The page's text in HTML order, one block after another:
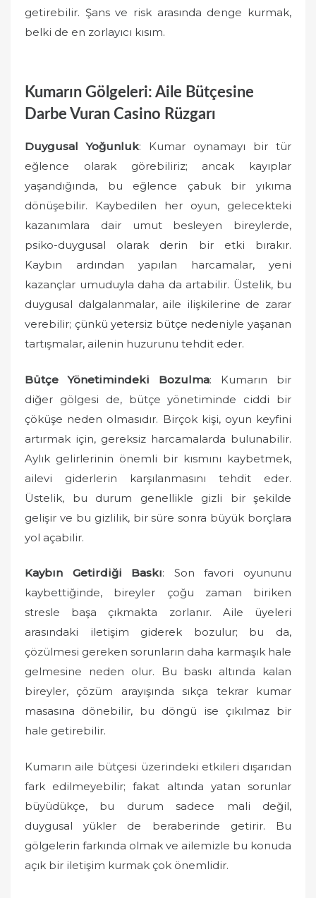
getirebilir. Şans ve risk arasında denge kurmak,
belki de en zorlayıcı kısım.
Kumarın Gölgeleri: Aile Bütçesine
Darbe Vuran Casino Rüzgarı
Duygusal Yoğunluk: Kumar oynamayı bir tür
eğlence olarak görebiliriz; ancak kayıplar
yaşandığında, bu eğlence çabuk bir yıkıma
dönüşebilir. Kaybedilen her oyun, gelecekteki
kazanımlara dair umut besleyen bireylerde,
psiko-duygusal olarak derin bir etki bırakır.
Kaybın ardından yapılan harcamalar, yeni
kazançlar umuduyla daha da artabilir. Üstelik, bu
duygusal dalgalanmalar, aile ilişkilerine de zarar
verebilir; çünkü yetersiz bütçe nedeniyle yaşanan
tartışmalar, ailenin huzurunu tehdit eder.
Bütçe Yönetimindeki Bozulma: Kumarın bir
diğer gölgesi de, bütçe yönetiminde ciddi bir
çöküşe neden olmasıdır. Birçok kişi, oyun keyfini
artırmak için, gereksiz harcamalarda bulunabilir.
Aylık gelirlerinin önemli bir kısmını kaybetmek,
ailevi giderlerin karşılanmasını tehdit eder.
Üstelik, bu durum genellikle gizli bir şekilde
gelişir ve bu gizlilik, bir süre sonra büyük borçlara
yol açabilir.
Kaybın Getirdiği Baskı: Son favori oyununu
kaybettiğinde, bireyler çoğu zaman biriken
stresle başa çıkmakta zorlanır. Aile üyeleri
arasındaki iletişim giderek bozulur; bu da,
çözülmesi gereken sorunların daha karmaşık hale
gelmesine neden olur. Bu baskı altında kalan
bireyler, çözüm arayışında sıkça tekrar kumar
masasına dönebilir, bu döngü ise çıkılmaz bir
hale getirebilir.
Kumarın aile bütçesi üzerindeki etkileri dışarıdan
fark edilmeyebilir; fakat altında yatan sorunlar
büyüdükçe, bu durum sadece mali değil,
duygusal yükler de beraberinde getirir. Bu
gölgelerin farkında olmak ve ailemizle bu konuda
açık bir iletişim kurmak çok önemlidir.